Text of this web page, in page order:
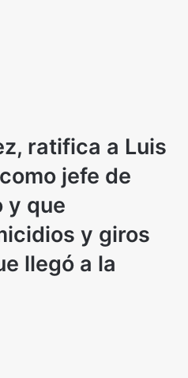
ratifica a Luis
jefe de
y que
y giros
llegó a la